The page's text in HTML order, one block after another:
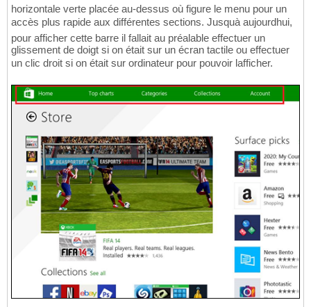
horizontale verte placée au-dessus où figure le menu pour un
accès plus rapide aux différentes sections. Jusquà aujourdhui,
pour afficher cette barre il fallait au préalable effectuer un
glissement de doigt si on était sur un écran tactile ou effectuer
un clic droit si on était sur ordinateur pour pouvoir lafficher.